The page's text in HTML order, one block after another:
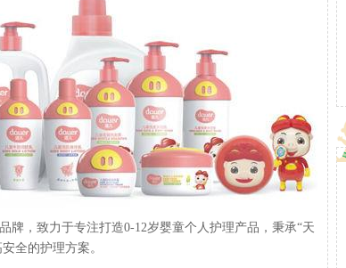
牌，致力于专注打造0-12岁婴童个人护理产品，秉承“天
全的护理方案。